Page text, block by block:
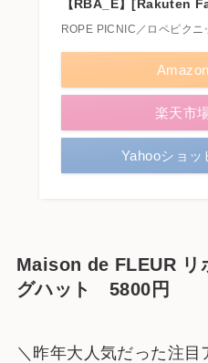
【RBA_E】[Rakuten
ROPE PICNIC／ロペピクニ
楽天市
Yahooショッ
Maison de FLEUR リ
グハット 5800円
＼昨年大人気だった注目